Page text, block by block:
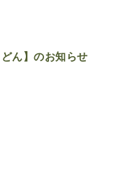
どん】のお知らせ